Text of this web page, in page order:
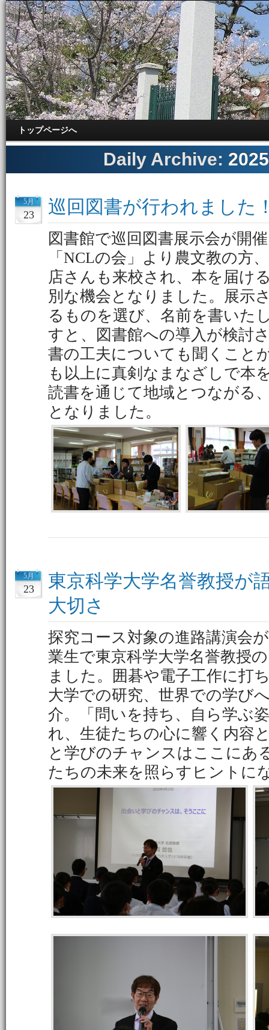
トップページへ
Daily Archive:
5月
23 巡回図書が行われました
図書館で巡回図書展示会が開
「NCLの会」より農文教の方
店さんも来校され、本を届け
別な機会となりました。展示
るものを選び、名前を書いた
すと、図書館への導入が検討
書の工夫についても聞くこと
も以上に真剣なまなざしで本
読書を通じて地域とつながる
となりました。
5月
23
東京科学大学名誉教授が
大切さ
探究コース対象の進路講演会
業生で東京科学大学名誉教授
ました。囲碁や電子工作に打
大学での研究、世界での学び
介。「問いを持ち、自ら学ぶ
れ、生徒たちの心に響く内容
と学びのチャンスはここにあ
たちの未来を照らすヒントに